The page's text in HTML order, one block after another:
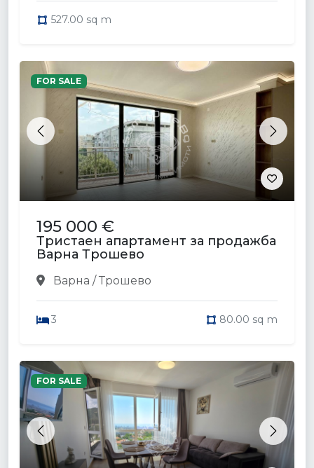
527.00 sq m
Previous Next
FOR SALE
195 000 €
Тристаен апартамент за продажба
Варна Трошево
Варна / Трошево
3 80.00 sq m
Previous Next
FOR SALE